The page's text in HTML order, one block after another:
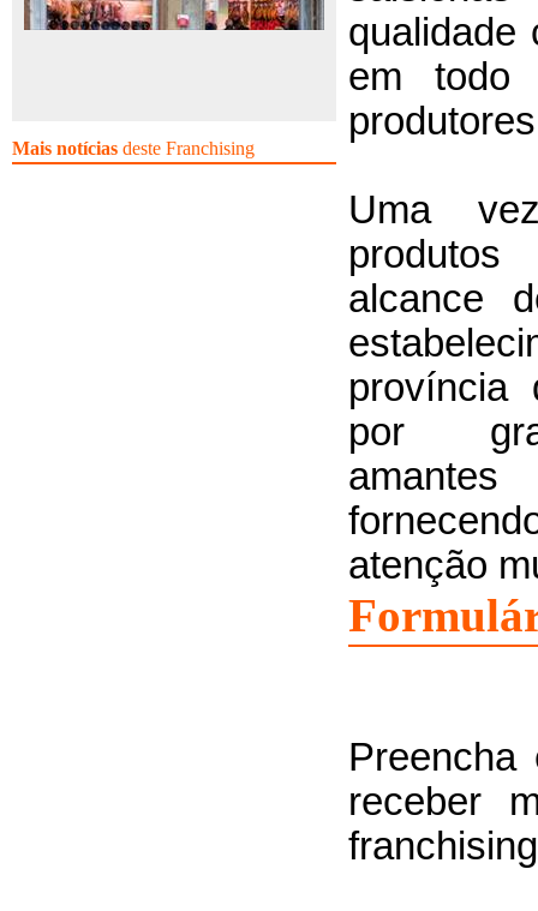
Mais notícias deste Franchising
qualidade
em todo
Uma
alcance
província
por
atenção
Preencha
receber